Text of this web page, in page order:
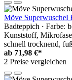
Möve Superwuschel
Badteppich · Farbe:
Kunststoff,
schnell trocknend,
ab 71,98 €*
2 Preise vergleichen